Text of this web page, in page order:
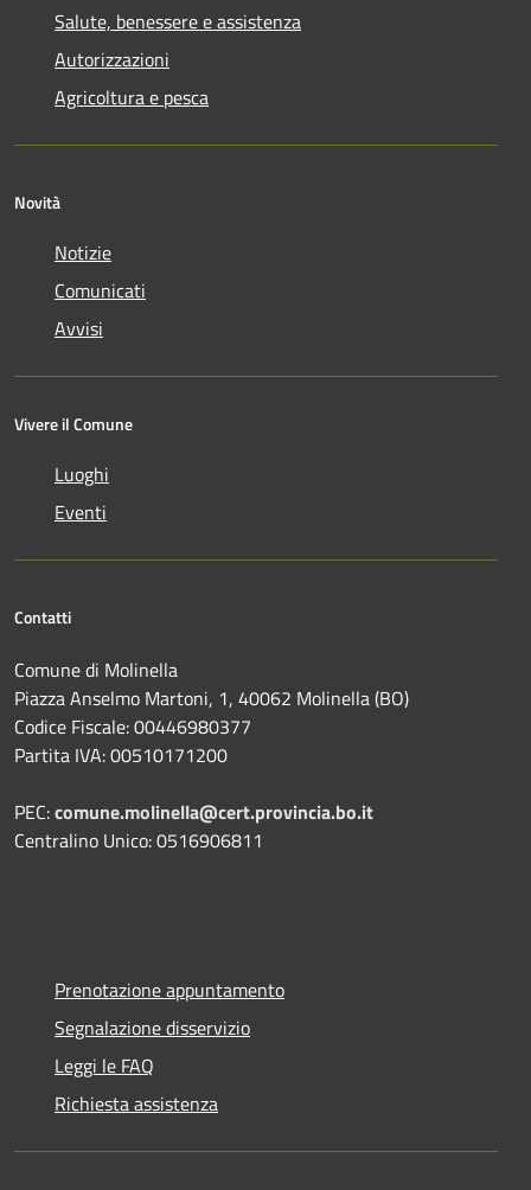
Salute, benessere e assistenza
Autorizzazioni
Agricoltura e pesca
Novità
Notizie
Comunicati
Avvisi
Vivere il Comune
Luoghi
Eventi
Contatti
Comune di Molinella
Piazza Anselmo Martoni, 1, 40062 Molinella (BO)
Codice Fiscale: 00446980377
Partita IVA: 00510171200
PEC:comune.molinella@cert.provincia.bo.it
Centralino Unico: 0516906811
Prenotazione appuntamento
Segnalazione disservizio
Leggi le FAQ
Richiesta assistenza